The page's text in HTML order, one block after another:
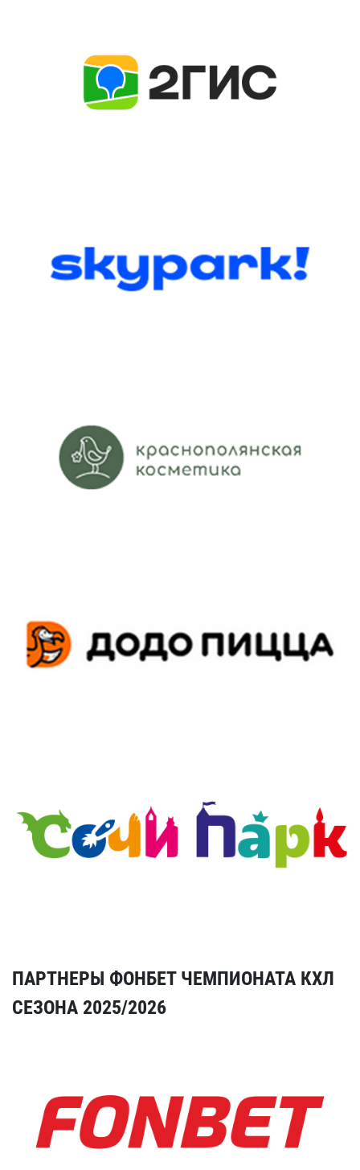
ПАРТНЕРЫ ФОНБЕТ ЧЕМПИОНАТА КХЛ
СЕЗОНА 2025/2026